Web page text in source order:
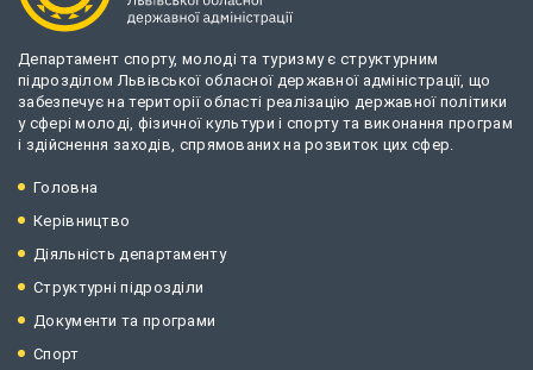
Департамент спорту, молоді та туризму є структурним
підрозділом Львівської обласної державної адміністрації, що
забезпечує на території області реалізацію державної політики
у сфері молоді, фізичної культури і спорту та виконання програм
і здійснення заходів, спрямованих на розвиток цих сфер.
Головна
Керівництво
Діяльність департаменту
Структурні підрозділи
Документи та програми
Спорт